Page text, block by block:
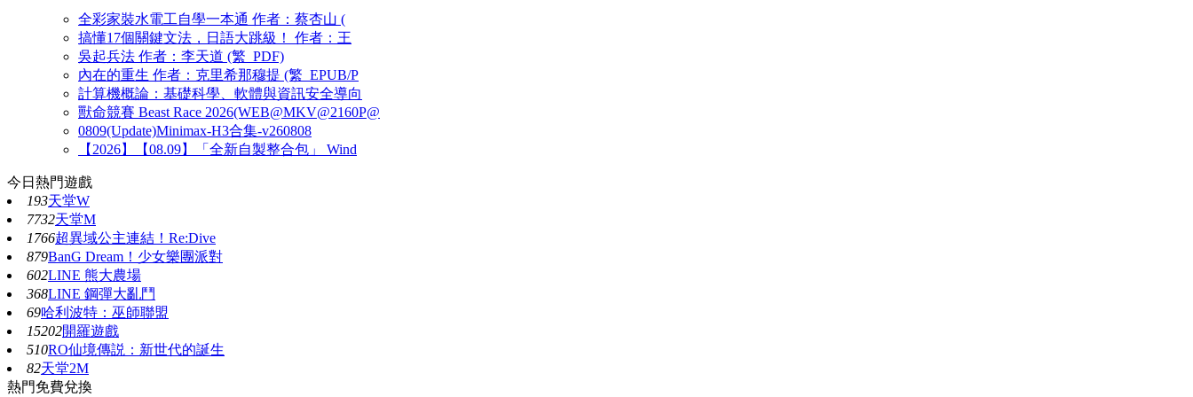
全彩家裝水電工自學一本通 作者：蔡杏山 (
搞懂17個關鍵文法，日語大跳級！ 作者：王
吳起兵法 作者：李天道 (繁_PDF)
內在的重生 作者：克里希那穆提 (繁_EPUB/P
計算機概論：基礎科學、軟體與資訊安全導向
獸命競賽 Beast Race 2026(WEB@MKV@2160P@
0809(Update)Minimax-H3合集-v260808
【2026】【08.09】「全新自製整合包」 Wind
今日熱門遊戲
193天堂W
7732天堂M
1766超異域公主連結！Re:Dive
879BanG Dream！少女樂團派對
602LINE 熊大農場
368LINE 鋼彈大亂鬥
69哈利波特：巫師聯盟
15202開羅遊戲
510RO仙境傳説：新世代的誕生
82天堂2M
熱門免費兌換